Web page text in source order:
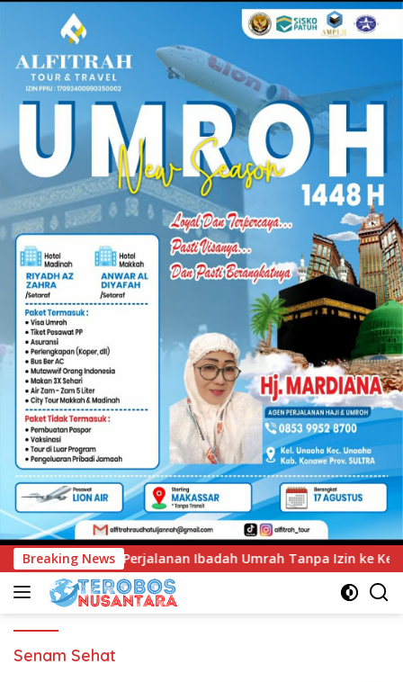
Breaking News
Umrah Tanpa Izin ke Kejaksaan UNIMEN
Senam Sehat